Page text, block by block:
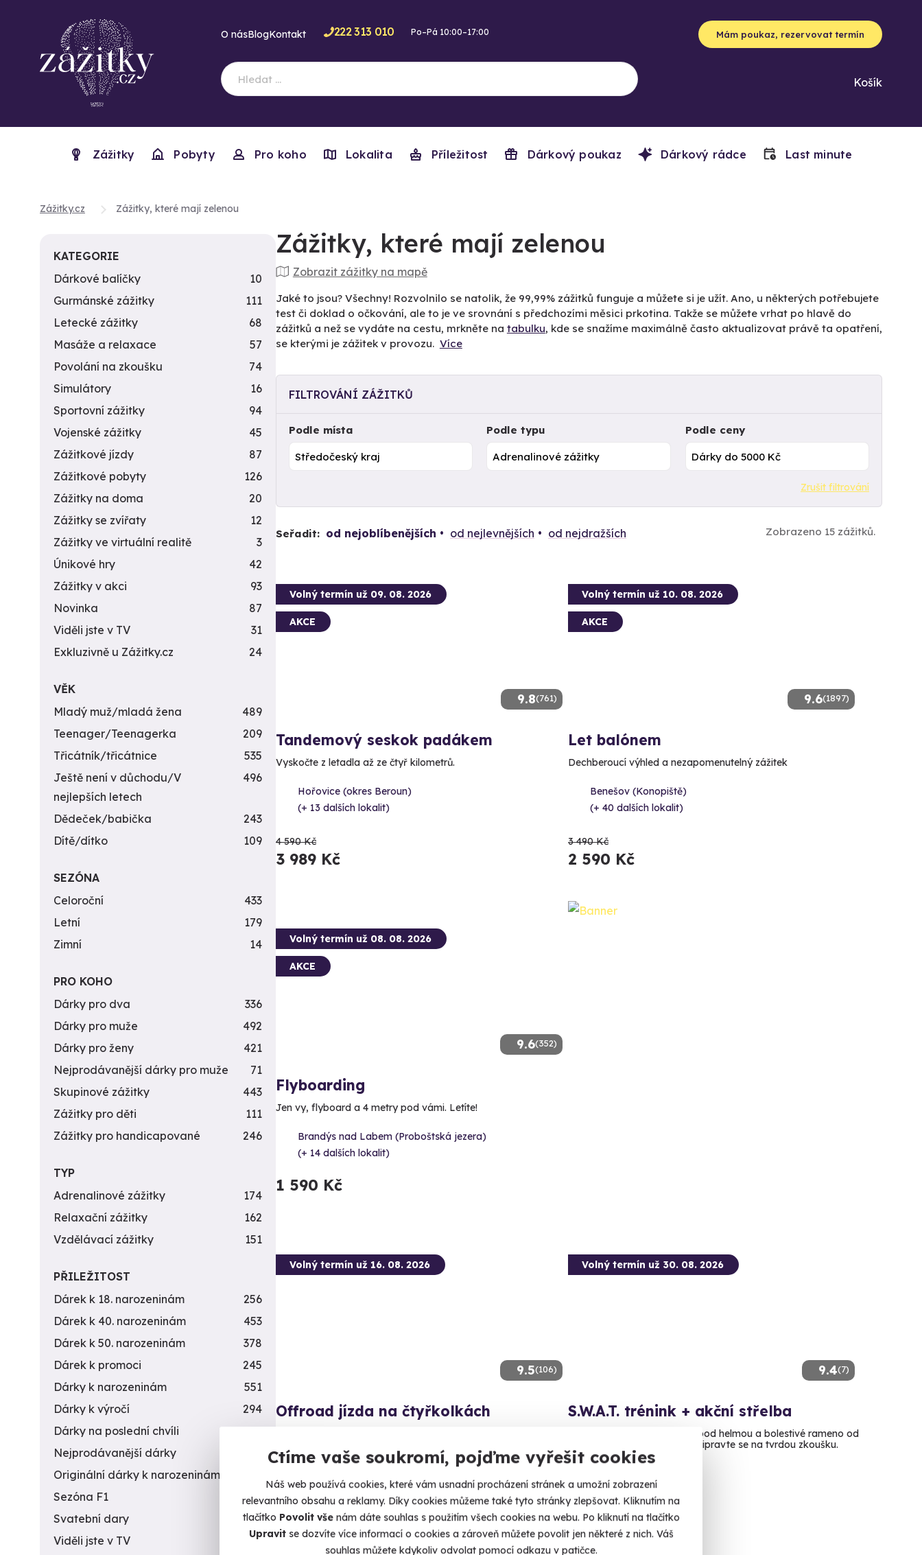
Ctíme vaše soukromí, pojďme vyřešit cookies
Náš web používá cookies, které vám usnadní procházení stránek a umožní zobrazení
relevantního obsahu a reklamy. Díky cookies můžeme také tyto stránky zlepšovat. Kliknutím na
tlačítko Povolit vše nám dáte souhlas s použitím všech cookies na webu. Po kliknutí na tlačítko
Upravitse dozvíte více informací o cookies a zároveň můžete povolit jen některé z nich. Váš
souhlas můžete kdykoliv odvolat pomocí odkazu v patičce.
O násBlogKontakt 222 313 010 Po–Pá 10:00–17:00 Mám poukaz, rezervovat termín
Košík
Zážitky Pobyty Pro koho Lokalita Příležitost Dárkový poukaz Dárkový rádce Last minute
Zážitky.cz Zážitky, které mají zelenou
Zážitky, které mají zelenou
Zobrazit zážitky na mapě
Jaké to jsou? Všechny! Rozvolnilo se natolik, že 99,99% zážitků funguje a můžete si je užít. Ano, u některých potřebujete
test či doklad o očkování, ale to je ve srovnání s předchozími měsici prkotina. Takže se můžete vrhat po hlavě do
zážitků a než se vydáte na cestu, mrkněte na tabulku, kde se snažíme maximálně často aktualizovat právě ta opatření,
se kterými je zážitek v provozu. Více
FILTROVÁNÍ ZÁŽITKŮ
Podle místa Podle typu Podle ceny
Zrušit filtrování
Seřadit: od nejoblíbenějších od nejlevnějších od nejdražších Zobrazeno 15 zážitků.
9.8(761)
Volný termín už 09. 08. 2026
AKCE
Tandemový seskok padákem
Vyskočte z letadla až ze čtyř kilometrů.
Hořovice (okres Beroun)
(+ 13 dalších lokalit)
4 590 Kč
3 989 Kč
9.6(1897)
Volný termín už 10. 08. 2026
AKCE
Let balónem
Dechberoucí výhled a nezapomenutelný zážitek
Benešov (Konopiště)
(+ 40 dalších lokalit)
3 490 Kč
2 590 Kč
9.6(352)
Volný termín už 08. 08. 2026
AKCE
Flyboarding
Jen vy, flyboard a 4 metry pod vámi. Letíte!
Brandýs nad Labem (Proboštská jezera)
(+ 14 dalších lokalit)
1 590 Kč
9.5(106)
Volný termín už 16. 08. 2026
Offroad jízda na čtyřkolkách
Milovice (+ 1 další lokalita)
2 090 Kč
9.4(7)
Volný termín už 30. 08. 2026
S.W.A.T. trénink + akční střelba
Těžká výzbroj, pot stékající pod helmou a bolestivé rameno od
zpětného rázu brokovnice. Připravte se na tvrdou zkoušku.
4 880 Kč
KATEGORIE
Dárkové balíčky
10
Gurmánské zážitky
111
Letecké zážitky
68
Masáže a relaxace
57
Povolání na zkoušku
74
Simulátory
16
Sportovní zážitky
94
Vojenské zážitky
45
Zážitkové jízdy
87
Zážitkové pobyty
126
Zážitky na doma
20
Zážitky se zvířaty
12
Zážitky ve virtuální realitě
3
Únikové hry
42
Zážitky v akci
93
Novinka
87
Viděli jste v TV
31
Exkluzivně u Zážitky.cz
24
VĚK
Mladý muž/mladá žena
489
Teenager/Teenagerka
209
Třicátník/třicátnice
535
Ještě není v důchodu/V
nejlepších letech
496
Dědeček/babička
243
Dítě/dítko
109
SEZÓNA
Celoroční
433
Letní
179
Zimní
14
PRO KOHO
Dárky pro dva
336
Dárky pro muže
492
Dárky pro ženy
421
Nejprodávanější dárky pro muže
71
Skupinové zážitky
443
Zážitky pro děti
111
Zážitky pro handicapované
246
TYP
Adrenalinové zážitky
174
Relaxační zážitky
162
Vzdělávací zážitky
151
PŘILEŽITOST
Dárek k 18. narozeninám
256
Dárek k 40. narozeninám
453
Dárek k 50. narozeninám
378
Dárek k promoci
245
Dárky k narozeninám
551
Dárky k výročí
294
Dárky na poslední chvíli
450
Nejprodávanější dárky
Originální dárky k narozeninám
Sezóna F1
4
Svatební dary
196
Viděli jste v TV
31